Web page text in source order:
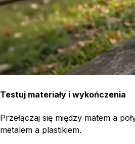
Testuj materiały i wykończenia
Przełączaj się między matem a
metalem a plastikiem.